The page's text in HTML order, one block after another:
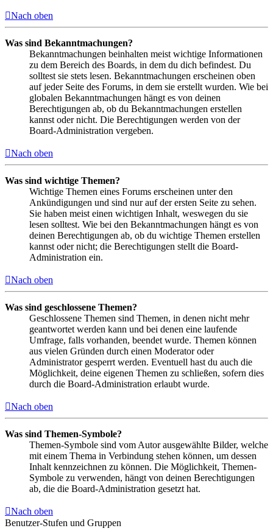
Nach oben
Was sind Bekanntmachungen?
Bekanntmachungen beinhalten meist wichtige Informationen
zu dem Bereich des Boards, in dem du dich befindest. Du
solltest sie stets lesen. Bekanntmachungen erscheinen oben
auf jeder Seite des Forums, in dem sie erstellt wurden. Wie bei
globalen Bekanntmachungen hängt es von deinen
Berechtigungen ab, ob du Bekanntmachungen erstellen
kannst oder nicht. Die Berechtigungen werden von der
Board-Administration vergeben.
Nach oben
Was sind wichtige Themen?
Wichtige Themen eines Forums erscheinen unter den
Ankündigungen und sind nur auf der ersten Seite zu sehen.
Sie haben meist einen wichtigen Inhalt, weswegen du sie
lesen solltest. Wie bei den Bekanntmachungen hängt es von
deinen Berechtigungen ab, ob du wichtige Themen erstellen
kannst oder nicht; die Berechtigungen stellt die Board-
Administration ein.
Nach oben
Was sind geschlossene Themen?
Geschlossene Themen sind Themen, in denen nicht mehr
geantwortet werden kann und bei denen eine laufende
Umfrage, falls vorhanden, beendet wurde. Themen können
aus vielen Gründen durch einen Moderator oder
Administrator gesperrt werden. Eventuell hast du auch die
Möglichkeit, deine eigenen Themen zu schließen, sofern dies
durch die Board-Administration erlaubt wurde.
Nach oben
Was sind Themen-Symbole?
Themen-Symbole sind vom Autor ausgewählte Bilder, welche
mit einem Thema in Verbindung stehen können, um dessen
Inhalt kennzeichnen zu können. Die Möglichkeit, Themen-
Symbole zu verwenden, hängt von deinen Berechtigungen
ab, die die Board-Administration gesetzt hat.
Nach oben
Benutzer-Stufen und Gruppen